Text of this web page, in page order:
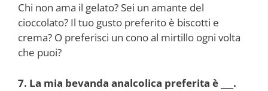
Chi non ama il gelato? Sei un amante del
cioccolato? Il tuo gusto preferito è biscotti e
crema? O preferisci un cono al mirtillo ogni volta
che puoi?
7. La mia bevanda analcolica preferita è ___.